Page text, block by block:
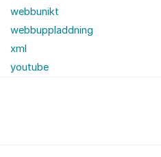
webbunikt
webbuppladdning
xml
youtube